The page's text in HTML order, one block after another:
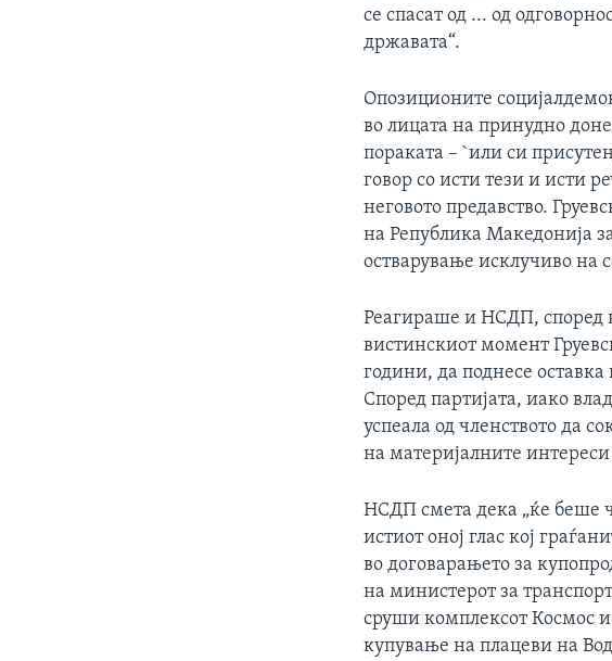
се спасат од ... од
државата“.
Опозиционите
во лицата на принудно
пораката – `или си
говор со исти тези и исти
неговото предавство.
на Република Македонија
остварување исклучиво на
Реагираше и НСДП, според
вистинскиот момент
години, да поднесе оставка
Според партијата, иако
успеала од членството да
на материјалните
НСДП смета дека „ќе беше
истиот оној глас кој
во договарањето за
на министерот за
сруши комплексот Космос
купување на плацеви на